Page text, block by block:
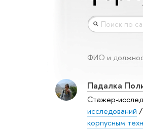
ФИО и
Падалка
Стажер-
исследований /
корпусным